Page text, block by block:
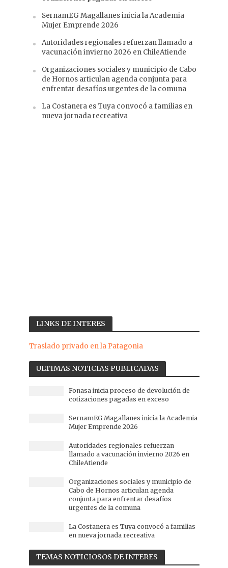
SernamEG Magallanes inicia la Academia
Mujer Emprende 2026
Autoridades regionales refuerzan llamado a
vacunación invierno 2026 en ChileAtiende
Organizaciones sociales y municipio de Cabo
de Hornos articulan agenda conjunta para
enfrentar desafíos urgentes de la comuna
La Costanera es Tuya convocó a familias en
nueva jornada recreativa
LINKS DE INTERES
Traslado privado en la Patagonia
ULTIMAS NOTICIAS PUBLICADAS
Fonasa inicia proceso de devolución de
cotizaciones pagadas en exceso
SernamEG Magallanes inicia la Academia
Mujer Emprende 2026
Autoridades regionales refuerzan
llamado a vacunación invierno 2026 en
ChileAtiende
Organizaciones sociales y municipio de
Cabo de Hornos articulan agenda
conjunta para enfrentar desafíos
urgentes de la comuna
La Costanera es Tuya convocó a familias
en nueva jornada recreativa
TEMAS NOTICIOSOS DE INTERES